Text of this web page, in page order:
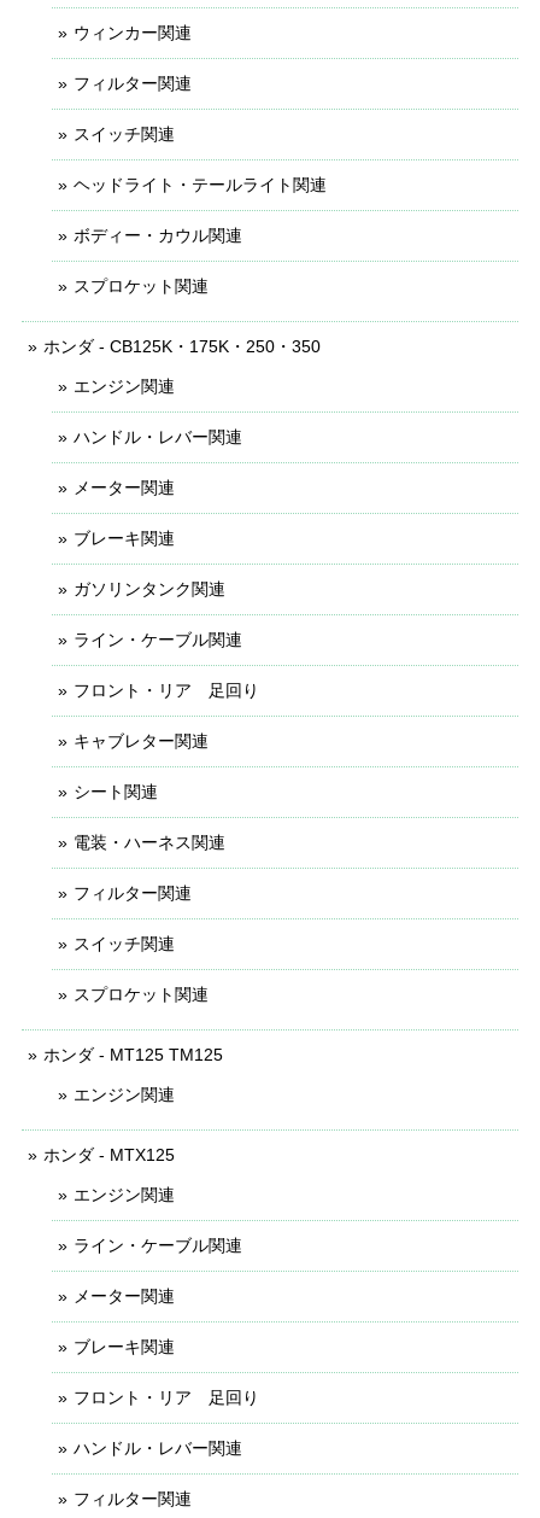
ウィンカー関連
フィルター関連
スイッチ関連
ヘッドライト・テールライト関連
ボディー・カウル関連
スプロケット関連
ホンダ - CB125K・175K・250・350
エンジン関連
ハンドル・レバー関連
メーター関連
ブレーキ関連
ガソリンタンク関連
ライン・ケーブル関連
フロント・リア 足回り
キャブレター関連
シート関連
電装・ハーネス関連
フィルター関連
スイッチ関連
スプロケット関連
ホンダ - MT125 TM125
エンジン関連
ホンダ - MTX125
エンジン関連
ライン・ケーブル関連
メーター関連
ブレーキ関連
フロント・リア 足回り
ハンドル・レバー関連
フィルター関連